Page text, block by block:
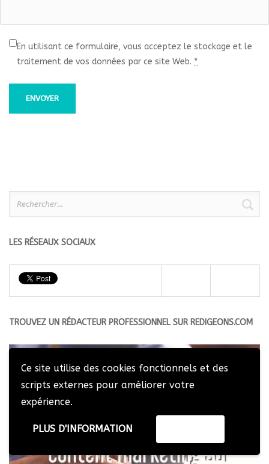
Ce site utilise des cookies fonctionnels et des
scripts externes pour améliorer votre
expérience.
PLUS D'INFORMATION
En utilisant ce formulaire, vous acceptez le stockage et le
traitement de vos données par ce site Web. *
LES RÉSEAUX SOCIAUX
TROUVEZ UN RÉDACTEUR PROFESSIONNEL SUR REDIGEONS.COM